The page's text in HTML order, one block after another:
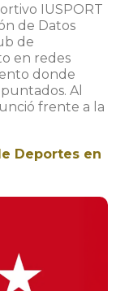
IUSPORT
de Datos
de
en redes
donde
Al
frente a la
Deportes en